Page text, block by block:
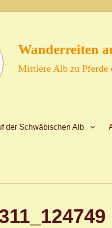
Wanderreiten
Mittlere Alb zu Pferde
der Schwäbischen Alb